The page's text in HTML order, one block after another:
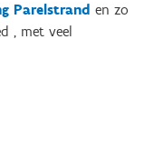
Parelstrand en zo
, met veel